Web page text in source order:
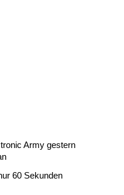
Army gestern
60 Sekunden